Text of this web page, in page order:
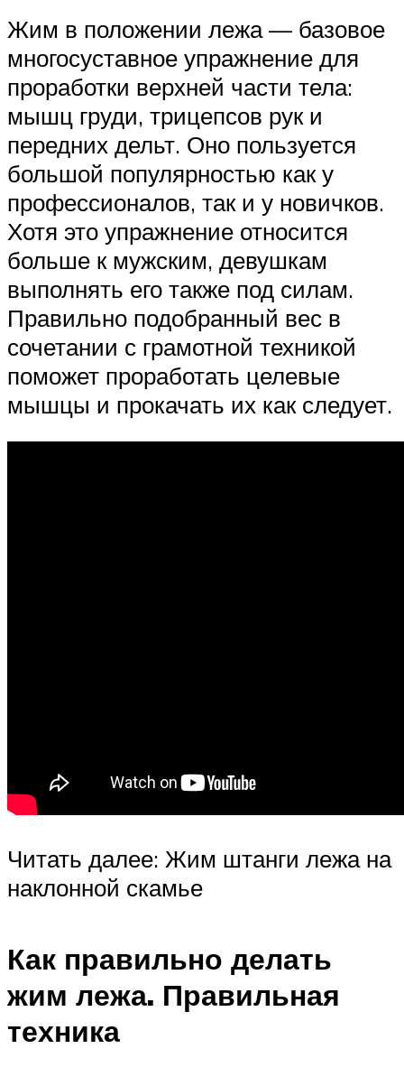
Жим в положении лежа — базовое
многосуставное упражнение для
проработки верхней части тела:
мышц груди, трицепсов рук и
передних дельт. Оно пользуется
большой популярностью как у
профессионалов, так и у новичков.
Хотя это упражнение относится
больше к мужским, девушкам
выполнять его также под силам.
Правильно подобранный вес в
сочетании с грамотной техникой
поможет проработать целевые
мышцы и прокачать их как следует.
Читать далее: Жим штанги лежа на
наклонной скамье
Как правильно делать
жим лежа. Правильная
техника